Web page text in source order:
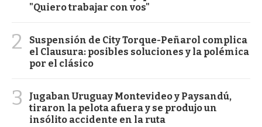
"Quiero trabajar con vos"
2
Suspensión de City Torque-Peñarol complica
el Clausura: posibles soluciones y la polémica
por el clásico
3
Jugaban Uruguay Montevideo y Paysandú,
tiraron la pelota afuera y se produjo un
insólito accidente en la ruta